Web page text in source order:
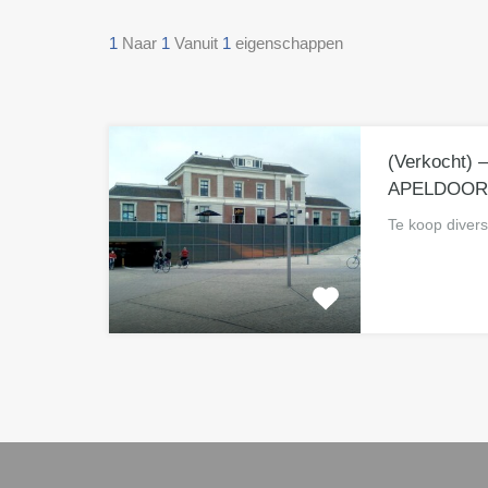
1 Naar 1 Vanuit 1 eigenschappen
(Verkocht)
Te koop